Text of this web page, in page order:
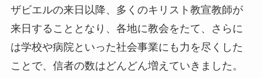
ザビエルの来日以降、多くのキリスト教宣教師が
来日することとなり、各地に教会をたて、さらに
は学校や病院といった社会事業にも力を尽くした
ことで、信者の数はどんどん増えていきました。